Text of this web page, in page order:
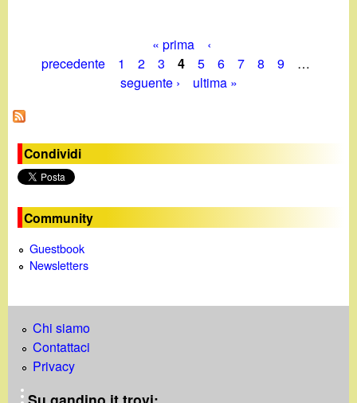
g
i
n
e
« prima
‹
precedente
1 2 3 4 5 6 7 8 9
…
seguente ›
ultima »
Condividi
Community
Guestbook
Newsletters
Chi siamo
Contattaci
Privacy